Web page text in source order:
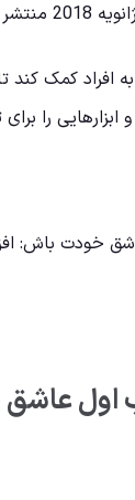
است.
افراد کمک کند
ابزارهایی را
اول